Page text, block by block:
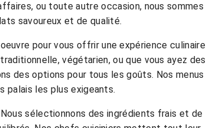
ou toute autre occasion, nous sommes
savoureux et de qualité.
pour vous offrir une expérience culinaire
végétarien, ou que vous ayez des
des options pour tous les goûts. Nos menus
palais les plus exigeants.
sélectionnons des ingrédients frais et de